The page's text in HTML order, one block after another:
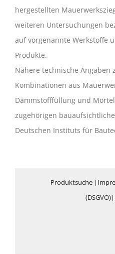
hergestellten
weiteren Untersuchungen
auf vorgenannte Werkstoffe
Produkte.
Nähere technische Angaben
Kombinationen aus
Dämmstofffüllung und
zugehörigen
Deutschen Instituts für
Produktsuche|
(DSGVO)|